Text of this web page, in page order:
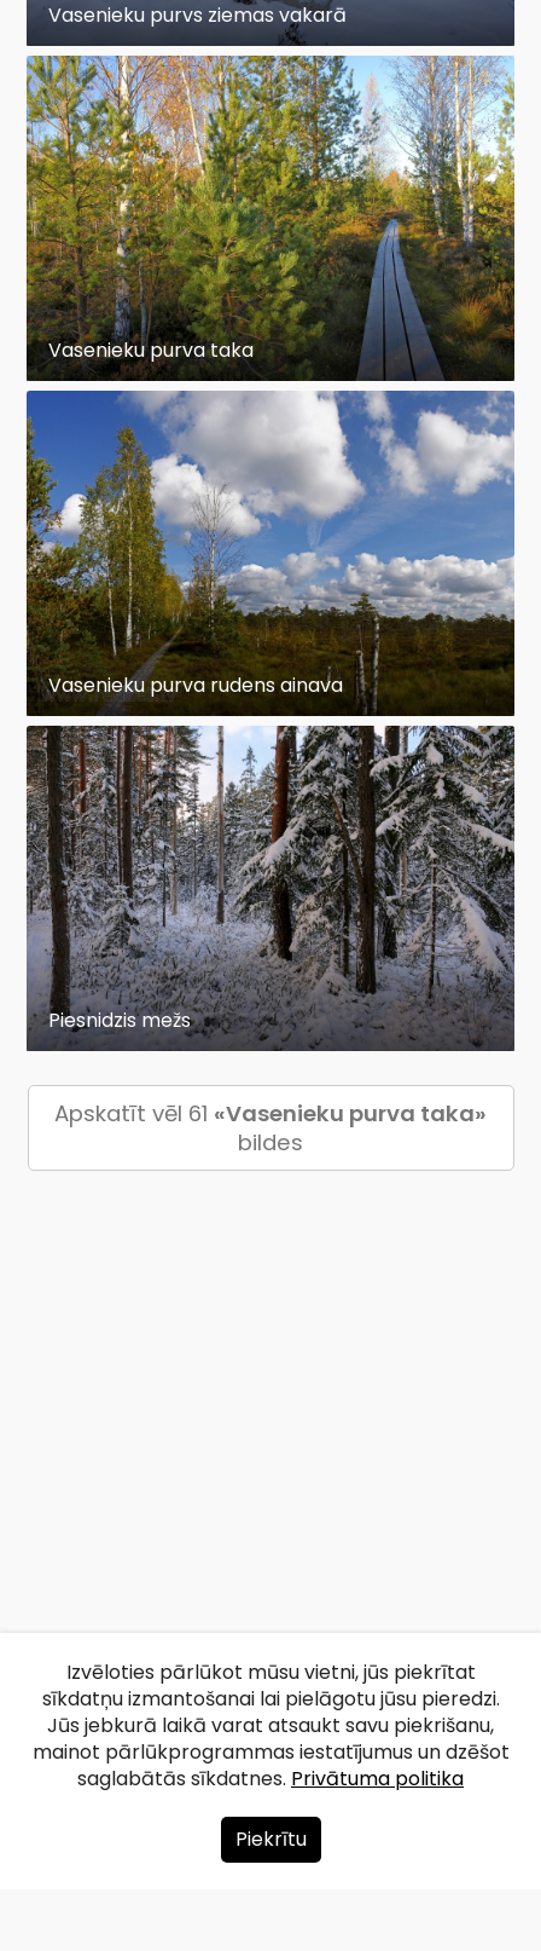
Vasenieku purvs ziemas vakarā
Vasenieku purva taka
Vasenieku purva rudens ainava
Piesnidzis mežs
Apskatīt vēl 61 «Vasenieku purva taka»
bildes
Par mums
Izvēloties pārlūkot mūsu vietni, jūs piekrītat
sīkdatņu izmantošanai lai pielāgotu jūsu pieredzi.
Jūs jebkurā laikā varat atsaukt savu piekrišanu,
mainot pārlūkprogrammas iestatījumus un dzēšot
saglabātās sīkdatnes. Privātuma politika
Piekrītu